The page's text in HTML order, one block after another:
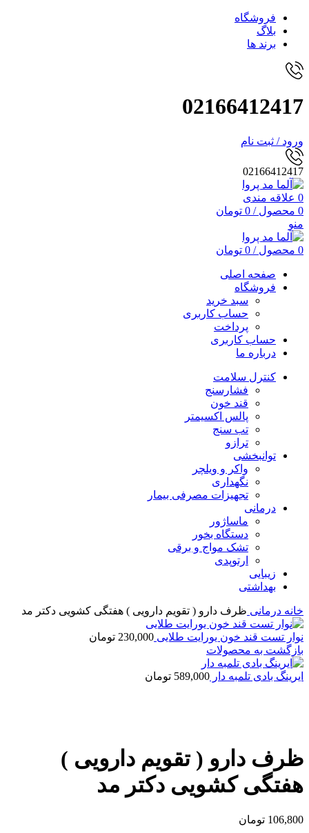
فروشگاه
بلاگ
برند ها
02166412417
ورود / ثبت نام
02166412417
0 علاقه مندی
0 محصول /
0 تومان
منو
0 محصول /
0 تومان
صفحه اصلی
فروشگاه
سبد خرید
حساب کاربری
پرداخت
حساب کاربری
درباره ما
کنترل سلامت
فشارسنج
قند خون
پالس اکسیمتر
تب سنج
ترازو
توانبخشی
واکر و ویلچر
نگهداری
تجهیزات مصرفی بیمار
درمانی
ماساژور
دستگاه بخور
تشک مواج و برقی
ارتوپدی
زیبایی
بهداشتی
خانه درمانی ظرف دارو ( تقویم دارویی ) هفتگی کشویی دکتر مد
نوار تست قند خون یورایت طلایی 230,000 تومان
بازگشت به محصولات
ایرینگ بادی تلمبه دار 589,000 تومان
ظرف دارو ( تقویم دارویی )
هفتگی کشویی دکتر مد
106,800 تومان